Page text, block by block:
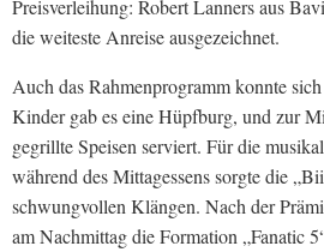
Preisverleihung: Robert Lanners aus
die weiteste Anreise ausgezeichnet.
Auch das Rahmenprogramm konnte
Kinder gab es eine Hüpfburg, und zur
gegrillte Speisen serviert. Für die
während des Mittagessens sorgte die
schwungvollen Klängen. Nach der
am Nachmittag die Formation „Fanatic